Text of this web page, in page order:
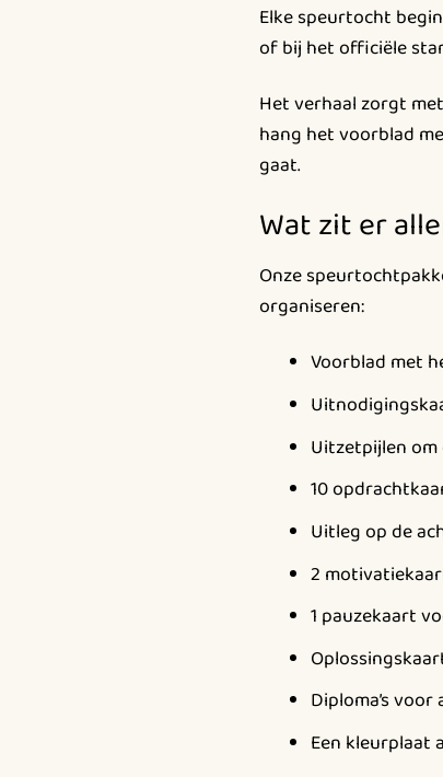
Elke speurtocht
of bij het officiële
Het verhaal zorgt
hang het voorblad
gaat.
Wat zit er
Onze
organiseren:
Voorblad met
Uitzetpijlen
10
Uitleg op de
2
1 pauzekaart
Diploma’s
Een kleurplaat